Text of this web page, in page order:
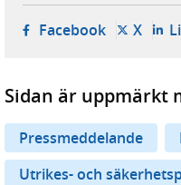
Facebook- öppnas i
X-
Sidan är uppmärkt
Pressmeddelande
Utrikes- och